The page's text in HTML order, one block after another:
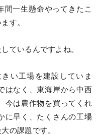
間一生懸命やってきたこ
す。
ているんですよね。
い工場を建設していま
はなく、東海岸から中西
今は農作物を買ってくれ
に早く、たくさんの工場
の課題です。